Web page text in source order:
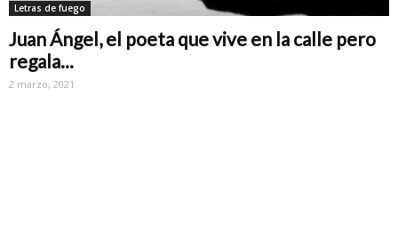
Letras de fuego
Juan Ángel, el poeta que vive en la calle pero
regala...
2 marzo, 2021